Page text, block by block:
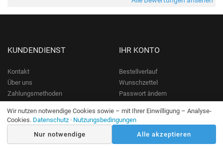
KUNDENDIENST
Kontakt
Über uns
Zahlungsmethoden
Rückgaberecht
IHR KONTO
Bestellverlauf
Wunschzettel
Passwort ändern
INFORMATIONEN KONTAKT
Wir nutzen notwendige Cookies sowie – mit Ihrer Einwilligung – Analyse-
Cookies. Datenschutz · Nutzungsbedingungen
Nur notwendige
Alle akzeptieren